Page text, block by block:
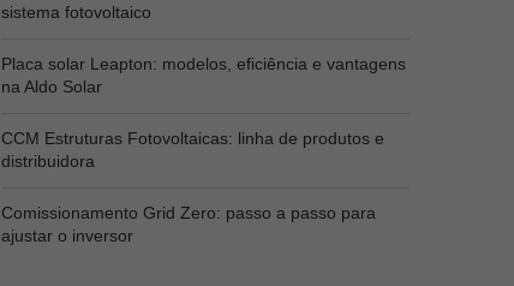
sistema fotovoltaico
Placa solar Leapton: modelos, eficiência e vantagens
na Aldo Solar
CCM Estruturas Fotovoltaicas: linha de produtos e
distribuidora
Comissionamento Grid Zero: passo a passo para
ajustar o inversor